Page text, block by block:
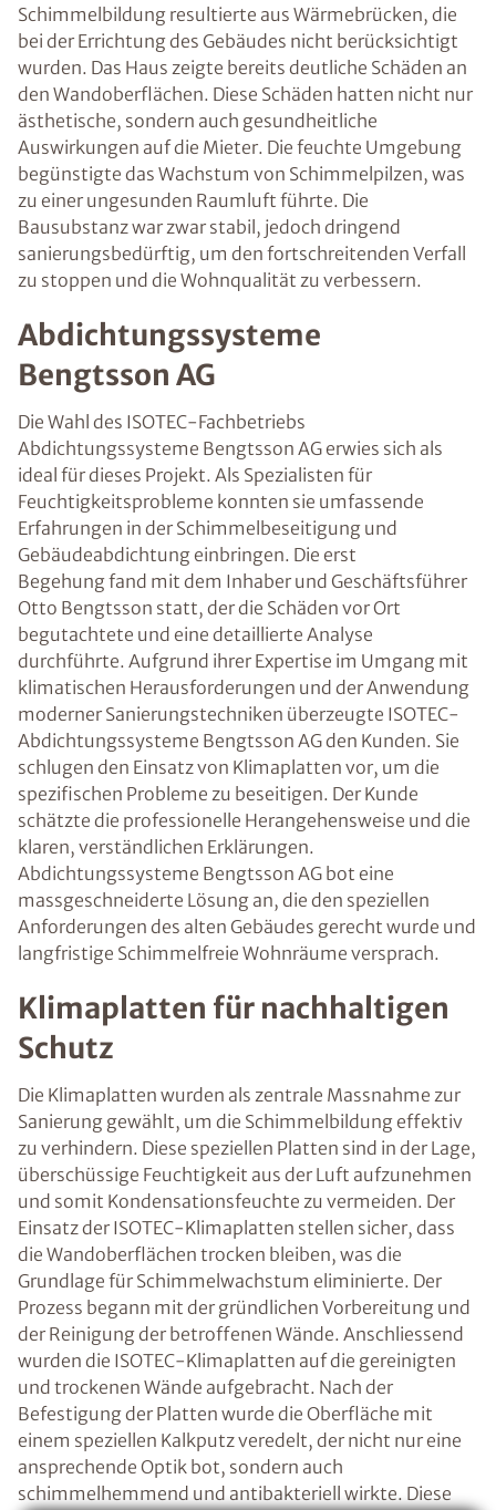
Schimmelbildung resultierte aus Wärmebrücken, die
bei der Errichtung des Gebäudes nicht berücksichtigt
wurden. Das Haus zeigte bereits deutliche Schäden an
den Wandoberflächen. Diese Schäden hatten nicht nur
ästhetische, sondern auch gesundheitliche
Auswirkungen auf die Mieter. Die feuchte Umgebung
begünstigte das Wachstum von Schimmelpilzen, was
zu einer ungesunden Raumluft führte. Die
Bausubstanz war zwar stabil, jedoch dringend
sanierungsbedürftig, um den fortschreitenden Verfall
zu stoppen und die Wohnqualität zu verbessern.
Abdichtungssysteme
Bengtsson AG
Die Wahl des ISOTEC-Fachbetriebs
Abdichtungssysteme Bengtsson AG erwies sich als
ideal für dieses Projekt. Als Spezialisten für
Feuchtigkeitsprobleme konnten sie umfassende
Erfahrungen in der Schimmelbeseitigung und
Gebäudeabdichtung einbringen. Die erst
Begehung fand mit dem Inhaber und Geschäftsführer
Otto Bengtsson statt, der die Schäden vor Ort
begutachtete und eine detaillierte Analyse
durchführte. Aufgrund ihrer Expertise im Umgang mit
klimatischen Herausforderungen und der Anwendung
moderner Sanierungstechniken überzeugte ISOTEC-
Abdichtungssysteme Bengtsson AG den Kunden. Sie
schlugen den Einsatz von Klimaplatten vor, um die
spezifischen Probleme zu beseitigen. Der Kunde
schätzte die professionelle Herangehensweise und die
klaren, verständlichen Erklärungen.
Abdichtungssysteme Bengtsson AG bot eine
massgeschneiderte Lösung an, die den speziellen
Anforderungen des alten Gebäudes gerecht wurde und
langfristige Schimmelfreie Wohnräume versprach.
Klimaplatten für nachhaltigen
Schutz
Die Klimaplatten wurden als zentrale Massnahme zur
Sanierung gewählt, um die Schimmelbildung effektiv
zu verhindern. Diese speziellen Platten sind in der Lage,
überschüssige Feuchtigkeit aus der Luft aufzunehmen
und somit Kondensationsfeuchte zu vermeiden. Der
Einsatz der ISOTEC-Klimaplatten stellen sicher, dass
die Wandoberflächen trocken bleiben, was die
Grundlage für Schimmelwachstum eliminierte. Der
Prozess begann mit der gründlichen Vorbereitung und
der Reinigung der betroffenen Wände. Anschliessend
wurden die ISOTEC-Klimaplatten auf die gereinigten
und trockenen Wände aufgebracht. Nach der
Befestigung der Platten wurde die Oberfläche mit
einem speziellen Kalkputz veredelt, der nicht nur eine
ansprechende Optik bot, sondern auch
schimmelhemmend und antibakteriell wirkte. Diese